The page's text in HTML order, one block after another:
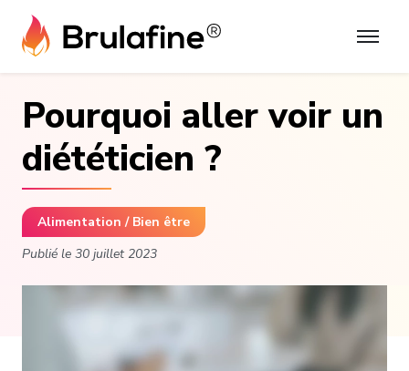
content
Pourquoi aller voir un
diététicien ?
Alimentation / Bien être
Publié le 30 juillet 2023